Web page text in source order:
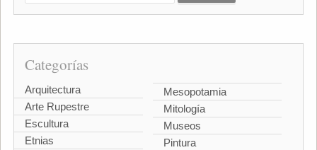
Categorías
Arquitectura
Arte Rupestre
Escultura
Etnias
Mesopotamia
Mitología
Museos
Pintura